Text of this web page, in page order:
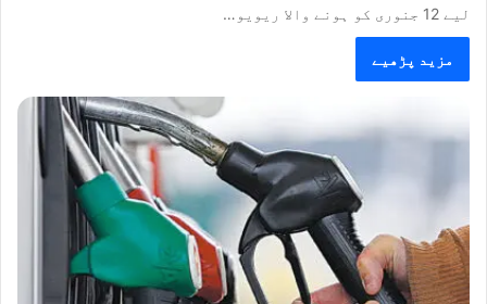
لیے 12 جنوری کو ہونے والا ریویو…
مزید پڑھیے